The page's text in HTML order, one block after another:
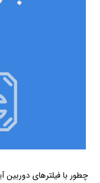
چطور با فیلترهای